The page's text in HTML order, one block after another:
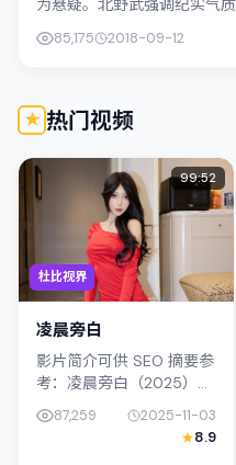
为悬疑。北野武强调纪实气
85,175 2018-09-12
热门视频
杜比视界
99:52
凌晨旁白
影片简介可供 SEO 摘要参
考：凌晨旁白（2025）由
青山真治执导，主演古天
乐；影片定位科幻，叙事
锚定新加坡的社会议题与
87,259
2025-11-03
8.9